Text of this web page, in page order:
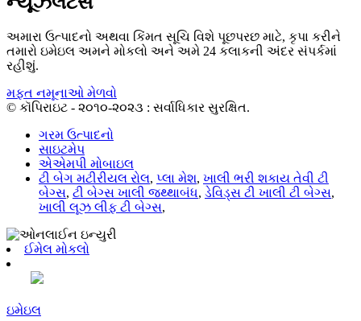
અમારા ઉત્પાદનો અથવા કિંમત સૂચિ વિશે પૂછપરછ માટે, કૃપા કરીને
તમારો ઇમેઇલ અમને મોકલો અને અમે 24 કલાકની અંદર સંપર્કમાં
રહીશું.
મફત નમૂનાઓ મેળવો
© કૉપિરાઇટ - ૨૦૧૦-૨૦૨૩ : સર્વાધિકાર સુરક્ષિત.
ગરમ ઉત્પાદનો
સાઇટમેપ
એએમપી મોબાઇલ
ટી બેગ મટીરીયલ રોલ, પ્લા મેશ, ખાલી ભરી શકાય તેવી ટી
બેગ્સ, ટી બેગ્સ ખાલી જથ્થાબંધ, ડેવિડ્સ ટી ખાલી ટી બેગ્સ,
ખાલી લૂઝ લીફ ટી બેગ્સ,
ઈમેલ મોકલો
ઇમેઇલ